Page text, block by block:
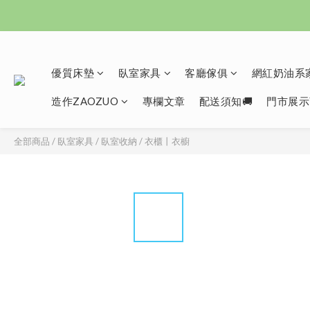
優質床墊 臥室家具 客廳傢俱 網紅奶油
造作ZAOZUO 專欄文章 配送須知🚚 門市展
全部商品 / 臥室家具 / 臥室收納 /衣櫃丨衣櫥